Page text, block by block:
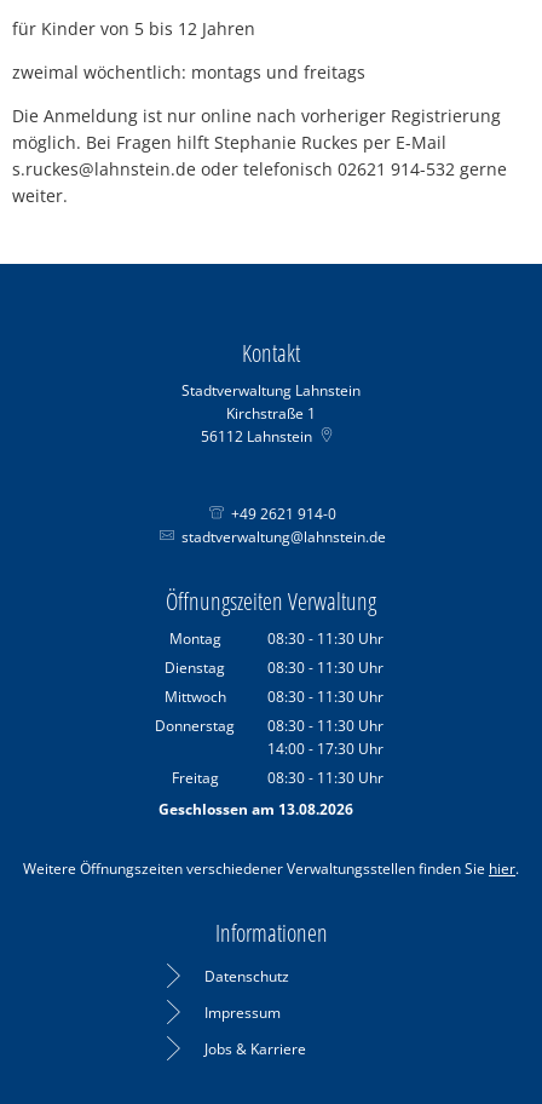
für Kinder von 5 bis 12 Jahren
zweimal wöchentlich: montags und freitags
Die Anmeldung ist nur online nach vorheriger Registrierung
möglich. Bei Fragen hilft Stephanie Ruckes per E-Mail
s.ruckes@lahnstein.de oder telefonisch 02621 914-532 gerne
weiter.
Kontakt
Stadtverwaltung Lahnstein
Kirchstraße 1
56112 Lahnstein
+49 2621 914-0
stadtverwaltung@lahnstein.de
Öffnungszeiten Verwaltung
Montag 08:30- 11:30 Uhr
Von 08:30 bis 11:30 Uhr
Dienstag 08:30- 11:30 Uhr
Von 08:30 bis 11:30 Uhr
Mittwoch 08:30- 11:30 Uhr
Von 08:30 bis 11:30 Uhr
Donnerstag 08:30- 11:30 Uhr
Von 08:30 bis 11:30 Uhr
14:00- 17:30 Uhr
Von 14:00 bis 17:30 Uhr
Freitag 08:30- 11:30 Uhr
Von 08:30 bis 11:30 Uhr
Geschlossen am 13.08.2026
Weitere Öffnungszeiten verschiedener Verwaltungsstellen finden Sie hier.
Informationen
Datenschutz
Impressum
Jobs & Karriere